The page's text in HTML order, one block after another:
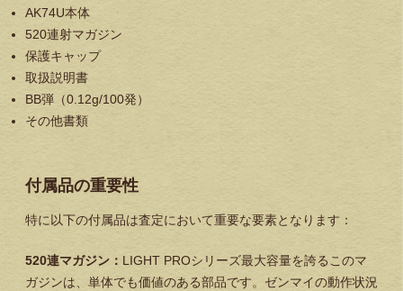
AK74U本体
520連射マガジン
保護キャップ
取扱説明書
BB弾（0.12g/100発）
その他書類
付属品の重要性
特に以下の付属品は査定において重要な要素となります：
520連マガジン： LIGHT PROシリーズ最大容量を誇るこのマ
ガジンは、単体でも価値のある部品です。ゼンマイの動作状況